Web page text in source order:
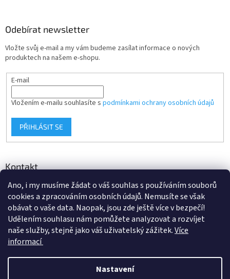
Ano, i my musíme žádat o váš souhlas s používáním souborů
cookies a zpracováním osobních údajů. Nemusíte se však
obávat o vaše data. Naopak, jsou zde ještě více v bezpečí!
Udělením souhlasu nám pomůžete analyzovat a rozvíjet
naše služby, stejně jako váš uživatelský zážitek.Více
informací
Nastavení
Odebírat newsletter
Vložte svůj e-mail a my vám budeme zasílat informace o nových
produktech na našem e-shopu.
E-mail
Vložením e-mailu souhlasíte s podmínkami ochrany osobních údajů
PŘIHLÁSIT SE
Kontakt
info@d-klima.cz
+420 517 357 288